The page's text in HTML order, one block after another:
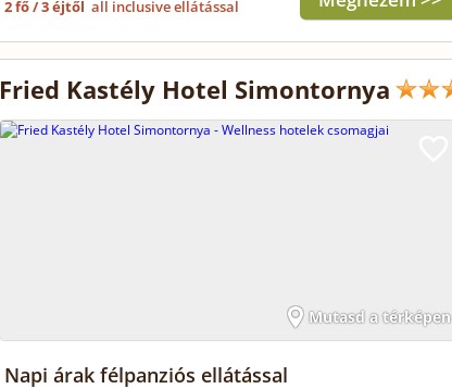
2 fő / 3 éjtől all inclusive ellátással
Fried Kastély Hotel Simontornya
Mutasd a térképen
Napi árak félpanziós ellátással